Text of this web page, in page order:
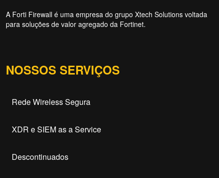
A Forti Firewall é uma empresa do grupo Xtech Solutions voltada
para soluções de valor agregado da Fortinet.
NOSSOS SERVIÇOS
Rede Wireless Segura
XDR e SIEM as a Service
Descontinuados